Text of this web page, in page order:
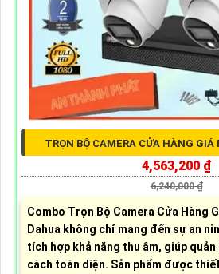
TRỌN BỘ CAMERA CỬA HÀNG GIÁ
4,563,200 ₫
6,240,000 ₫
Combo Trọn Bộ Camera Cửa Hàng
Dahua không chỉ mang đến sự an
tích hợp khả năng thu âm, giúp
cách toàn diện. Sản phẩm được